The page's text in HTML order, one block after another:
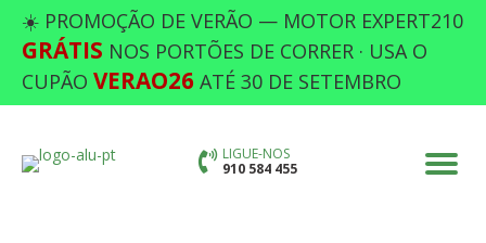
☀️ PROMOÇÃO DE VERÃO — MOTOR EXPERT210
GRÁTIS NOS PORTÕES DE CORRER · USA O
CUPÃO VERAO26 ATÉ 30 DE SETEMBRO
LIGUE-NOS
910 584 455